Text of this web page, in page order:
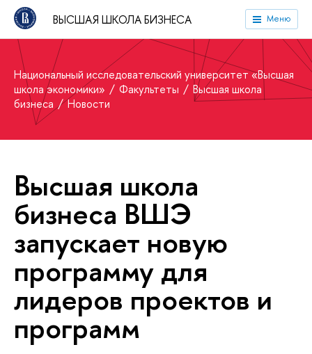
ВЫСШАЯ ШКОЛА БИЗНЕСА Меню
Национальный исследовательский университет «Высшая
школа экономики»
Факультеты
Высшая школа
бизнеса
Новости
Высшая школа
бизнеса ВШЭ
запускает новую
программу для
лидеров проектов и
программ